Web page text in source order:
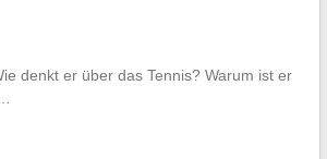
denkt er über das Tennis? Warum ist er